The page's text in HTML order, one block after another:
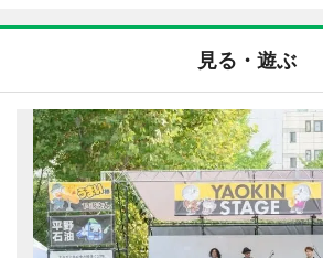
見る・遊ぶ